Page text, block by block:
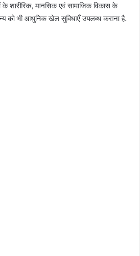
के शारीरिक, मानसिक एवं सामाजिक विकास के
को भी आधुनिक खेल सुविधाएँ उपलब्ध कराना है.